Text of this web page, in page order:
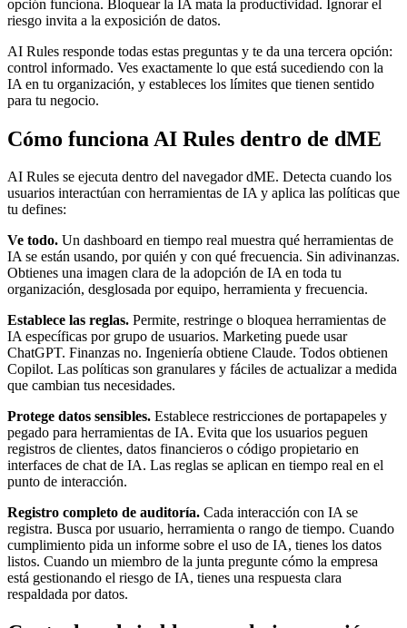
opción funciona. Bloquear la IA mata la productividad. Ignorar el
riesgo invita a la exposición de datos.
AI Rules responde todas estas preguntas y te da una tercera opción:
control informado. Ves exactamente lo que está sucediendo con la
IA en tu organización, y estableces los límites que tienen sentido
para tu negocio.
Cómo funciona AI Rules dentro de dME
AI Rules se ejecuta dentro del navegador dME. Detecta cuando los
usuarios interactúan con herramientas de IA y aplica las políticas que
tu defines:
Ve todo. Un dashboard en tiempo real muestra qué herramientas de
IA se están usando, por quién y con qué frecuencia. Sin adivinanzas.
Obtienes una imagen clara de la adopción de IA en toda tu
organización, desglosada por equipo, herramienta y frecuencia.
Establece las reglas. Permite, restringe o bloquea herramientas de
IA específicas por grupo de usuarios. Marketing puede usar
ChatGPT. Finanzas no. Ingeniería obtiene Claude. Todos obtienen
Copilot. Las políticas son granulares y fáciles de actualizar a medida
que cambian tus necesidades.
Protege datos sensibles. Establece restricciones de portapapeles y
pegado para herramientas de IA. Evita que los usuarios peguen
registros de clientes, datos financieros o código propietario en
interfaces de chat de IA. Las reglas se aplican en tiempo real en el
punto de interacción.
Registro completo de auditoría. Cada interacción con IA se
registra. Busca por usuario, herramienta o rango de tiempo. Cuando
cumplimiento pida un informe sobre el uso de IA, tienes los datos
listos. Cuando un miembro de la junta pregunte cómo la empresa
está gestionando el riesgo de IA, tienes una respuesta clara
respaldada por datos.